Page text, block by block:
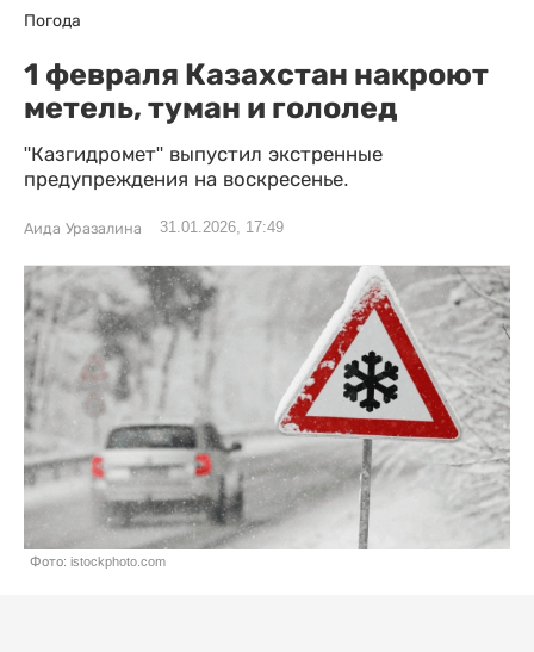
Погода
1 февраля Казахстан накроют
метель, туман и гололед
"Казгидромет" выпустил экстренные
предупреждения на воскресенье.
Аида Уразалина 31.01.2026, 17:49
Фото: istockphoto.com